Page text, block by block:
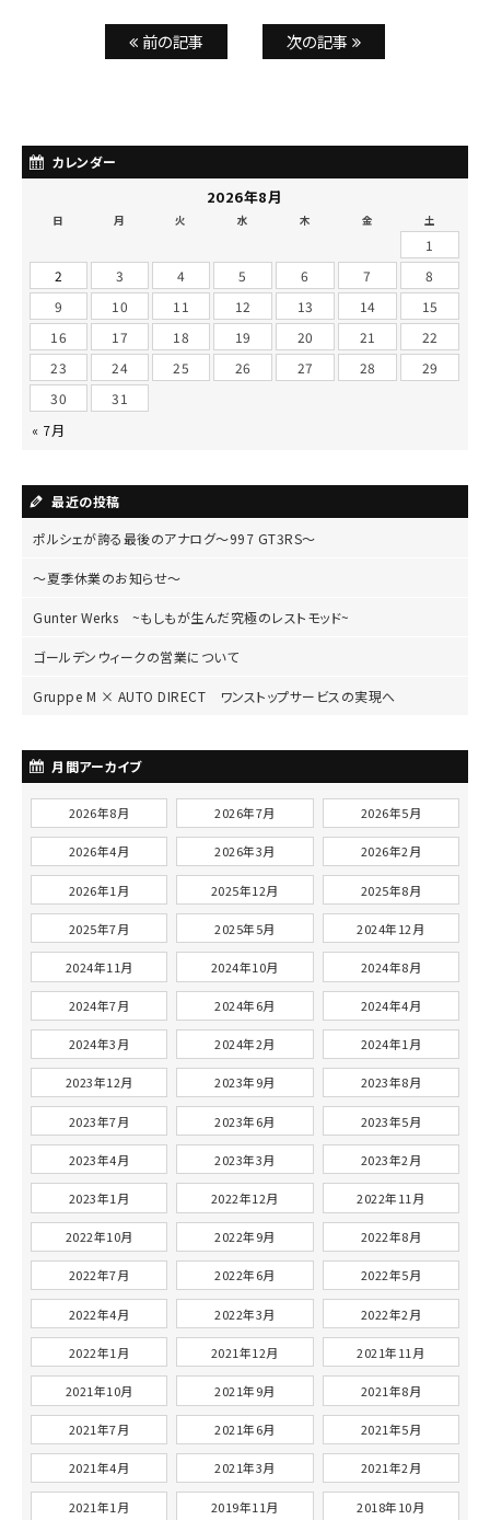
前の記事 次の記事
カレンダー
2026年8月
日 月 火 水 木 金 土
1
2
3 4 5 6 7
8
9
10 11 12 13 14
15
16
17 18 19 20 21
22
23
24 25 26 27 28
29
30
31
« 7月
最近の投稿
ポルシェが誇る最後のアナログ～997 GT3RS～
～夏季休業のお知らせ～
Gunter Werks ~もしもが生んだ究極のレストモッド~
ゴールデンウィークの営業について
Gruppe M × AUTO DIRECT ワンストップサービスの実現へ
月間アーカイブ
2026年8月 2026年7月 2026年5月
2026年4月 2026年3月 2026年2月
2026年1月 2025年12月 2025年8月
2025年7月 2025年5月 2024年12月
2024年11月 2024年10月 2024年8月
2024年7月 2024年6月 2024年4月
2024年3月 2024年2月 2024年1月
2023年12月 2023年9月 2023年8月
2023年7月 2023年6月 2023年5月
2023年4月 2023年3月 2023年2月
2023年1月 2022年12月 2022年11月
2022年10月 2022年9月 2022年8月
2022年7月 2022年6月 2022年5月
2022年4月 2022年3月 2022年2月
2022年1月 2021年12月 2021年11月
2021年10月 2021年9月 2021年8月
2021年7月 2021年6月 2021年5月
2021年4月 2021年3月 2021年2月
2021年1月 2019年11月 2018年10月